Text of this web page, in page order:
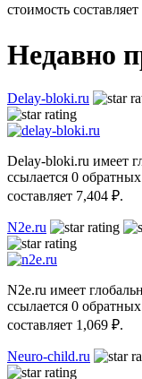
стоимость
Недавно
Delay-bloki.ru
Delay-bloki.ru имеет
ссылается 0
составляет 7,404 ₽.
N2e.ru
N2e.ru имеет
ссылается 0
составляет 1,069 ₽.
Neuro-child.ru